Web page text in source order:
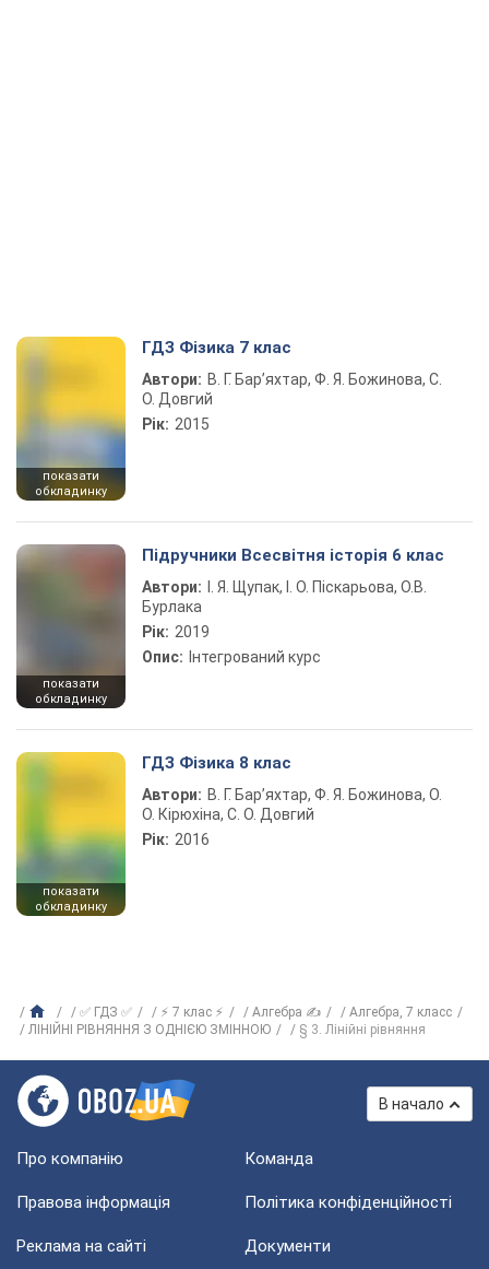
показати
обкладинку
ГДЗ Фізика 7 клас
Автори: В. Г. Бар’яхтар, Ф. Я. Божинова, С.
О. Довгий
Рік: 2015
показати
обкладинку
Підручники Всесвітня історія 6 клас
Автори:
І. Я. Щупак, І. О. Піскарьова, О.В.
Бурлака
Рік: 2019
Опис: Інтегрований курс
показати
обкладинку
ГДЗ Фізика 8 клас
Автори: В. Г. Бар’яхтар, Ф. Я. Божинова, О.
О. Кірюхіна, С. О. Довгий
Рік: 2016
✅ ГДЗ ✅ ⚡ 7 клас ⚡ Алгебра ✍
Алгебра, 7 класс
ЛІНІЙНІ РІВНЯННЯ З ОДНІЄЮ ЗМІННОЮ
§ 3. Лінійні рівняння
В начало
Про компанію Команда
Правова інформація Політика конфіденційності
Реклама на сайті Документи